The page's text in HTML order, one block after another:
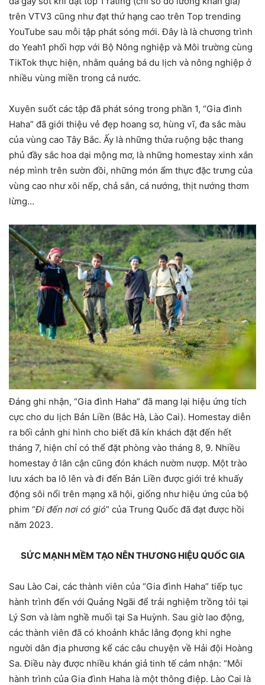
trên VTV3 cũng như đạt thứ hạng cao trên Top trending
YouTube sau mỗi tập phát sóng mới. Đây là là chương trình
do Yeah1 phối hợp với Bộ Nông nghiệp và Môi trường cùng
TikTok thực hiện, nhằm quảng bá du lịch và nông nghiệp ở
nhiều vùng miền trong cả nước.
Xuyên suốt các tập đã phát sóng trong phần 1, “Gia đình
Haha” đã giới thiệu vẻ đẹp hoang sơ, hùng vĩ, đa sắc màu
của vùng cao Tây Bắc. Ấy là những thửa ruộng bậc thang
phủ đầy sắc hoa dại mộng mơ, là những homestay xinh xắn
nép mình trên sườn đồi, những món ẩm thực đặc trưng của
vùng cao như xôi nếp, chả sắn, cá nướng, thịt nướng thơm
lừng…
Đáng ghi nhận, “Gia đình Haha” đã mang lại hiệu ứng tích
cực cho du lịch Bản Liền (Bắc Hà, Lào Cai). Homestay diễn
ra bối cảnh ghi hình cho biết đã kín khách đặt đến hết
tháng 7, hiện chỉ có thể đặt phòng vào tháng 8, 9. Nhiều
homestay ở lân cận cũng đón khách nườm nượp. Một trào
lưu xách ba lô lên và đi đến Bản Liền được giới trẻ khuấy
động sôi nổi trên mạng xã hội, giống như hiệu ứng của bộ
phim “Đi đến nơi có gió” của Trung Quốc đã đạt được hồi
năm 2023.
SỨC MẠNH MỀM TẠO NÊN THƯƠNG HIỆU QUỐC GIA
Sau Lào Cai, các thành viên của “Gia đình Haha” tiếp tục
hành trình đến với Quảng Ngãi để trải nghiệm trồng tỏi tại
Lý Sơn và làm nghề muối tại Sa Huỳnh. Sau giờ lao động,
các thành viên đã có khoảnh khắc lắng đọng khi nghe
người dân địa phương kể các câu chuyện về Hải đội Hoàng
Sa. Điều này được nhiều khán giả tinh tế cảm nhận: “Mỗi
hành trình của Gia đình Haha là một thông điệp. Lào Cai là